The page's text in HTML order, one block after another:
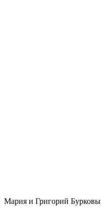
Мария и Григорий Бурковы